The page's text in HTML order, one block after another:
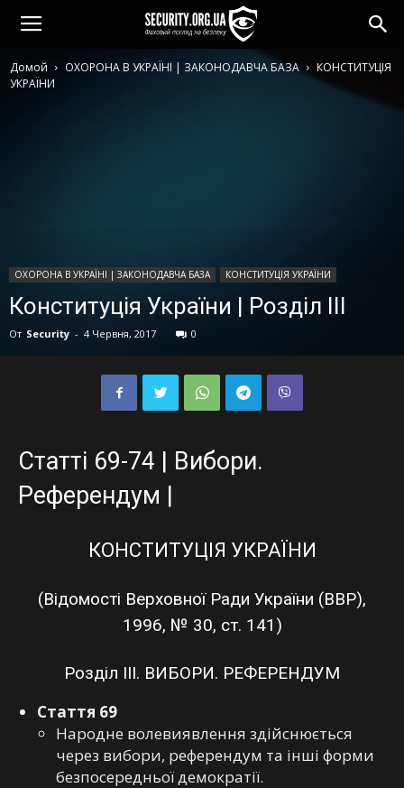
Домой ОХОРОНА В УКРАЇНІ | ЗАКОНОДАВЧА БАЗА
КОНСТИТУЦІЯ
УКРАЇНИ
ОХОРОНА В УКРАЇНІ | ЗАКОНОДАВЧА БАЗА КОНСТИТУЦІЯ УКРАЇНИ
Конституція України | Розділ III
От Security - 4 Червня, 2017 0
Статті 69-74 | Вибори.
Референдум |
КОНСТИТУЦІЯ УКРАЇНИ
(Відомості Верховної Ради України (ВВР),
1996, № 30, ст. 141)
Розділ IIІ. ВИБОРИ. РЕФЕРЕНДУМ
Стаття 69
Народне волевиявлення здійснюється
через вибори, референдум та інші форми
безпосередньої демократії.